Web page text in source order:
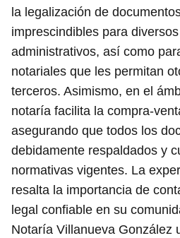
la legalización de
imprescindibles para
administrativos, así como
notariales que les permitan
terceros. Asimismo, en el
notaría facilita la compra-
asegurando que todos los
debidamente respaldados y
normativas vigentes. La
resalta la importancia de
legal confiable en su
Notaría Villanueva González